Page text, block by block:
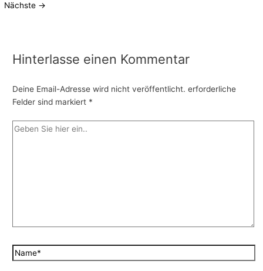
Nächste →
Hinterlasse einen Kommentar
Deine Email-Adresse wird nicht veröffentlicht. erforderliche
Felder sind markiert *